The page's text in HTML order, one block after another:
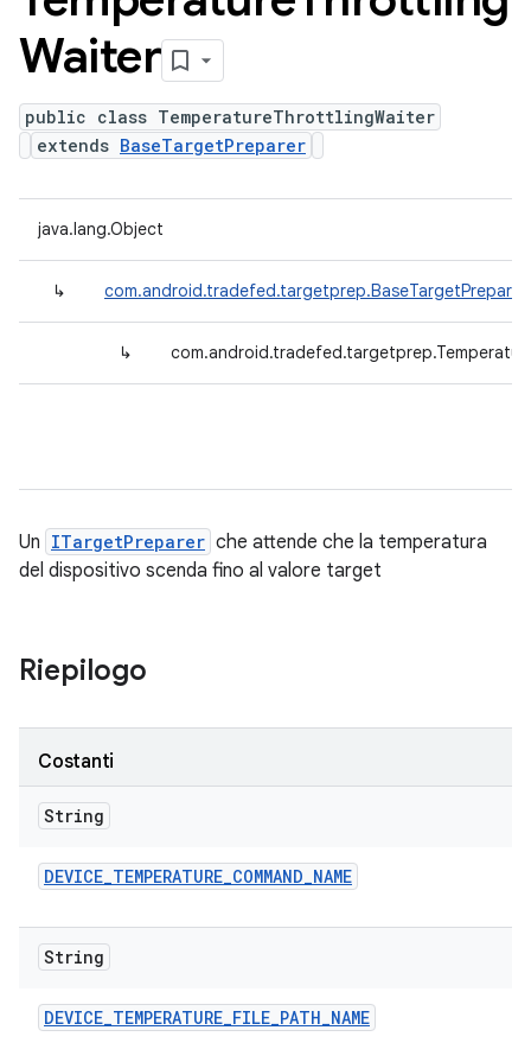
Waiter
public class TemperatureThrottlingWaiter
extends BaseTargetPreparer
java.lang.Object
↳ com.android.tradefed.targetprep.BaseTargetPreparer
↳
Un ITargetPreparer che attende che la temperatura
del dispositivo scenda fino al valore target
Riepilogo
Costanti
String
DEVICE_TEMPERATURE_COMMAND_NAME
String
DEVICE_TEMPERATURE_FILE_PATH_NAME